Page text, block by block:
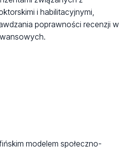
i habilitacyjnymi,
poprawności recenzji w
modelem społeczno-